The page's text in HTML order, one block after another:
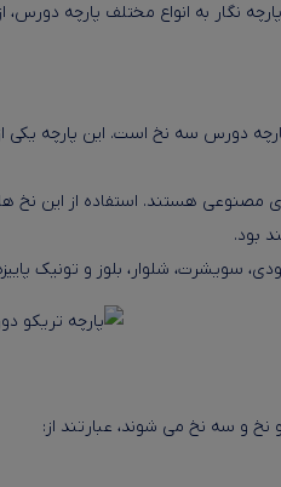
نگار به انواع مختلف پارچه
دورس سه نخ است. این پارچه یکی
مصنوعی هستند. استفاده از این
بود.
سویشرت، شلوار، بلوز و
و سه نخ می شوند، عبارتند از: